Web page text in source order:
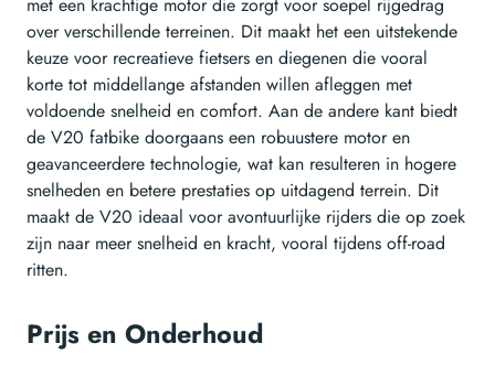
over verschillende terreinen. Dit maakt het een uitstekende
keuze voor recreatieve fietsers en diegenen die vooral
korte tot middellange afstanden willen afleggen met
voldoende snelheid en comfort. Aan de andere kant biedt
de V20 fatbike doorgaans een robuustere motor en
geavanceerdere technologie, wat kan resulteren in hogere
snelheden en betere prestaties op uitdagend terrein. Dit
maakt de V20 ideaal voor avontuurlijke rijders die op zoek
zijn naar meer snelheid en kracht, vooral tijdens off-road
ritten.
Prijs en Onderhoud